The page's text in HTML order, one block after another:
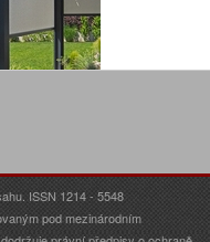
ISSN 1214 - 5548
pod mezinárodním